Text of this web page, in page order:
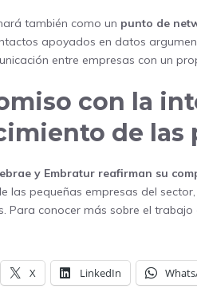
también como un punto de
apoyados en datos
entre empresas con un
con la
de las
y Embratur reafirman su
las pequeñas empresas del
Para conocer más sobre el
X LinkedIn